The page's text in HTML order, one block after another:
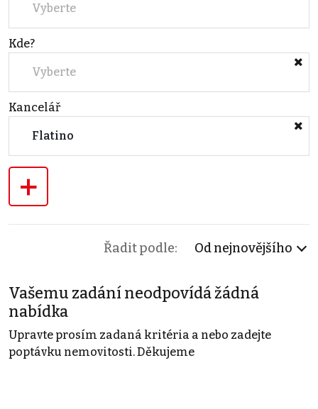
Vyberte
Kde?
Vyberte
Kancelář
Flatino
+
Řadit podle: Od nejnovějšího
Vašemu zadání neodpovídá žádná
nabídka
Upravte prosím zadaná kritéria a nebo zadejte
poptávku nemovitosti. Děkujeme